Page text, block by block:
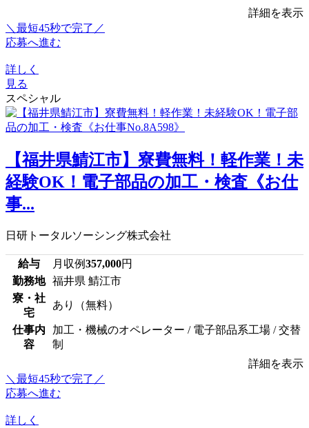
詳細を表示
＼最短45秒で完了／
応募へ進む
詳しく
見る
スペシャル
【福井県鯖江市】寮費無料！軽作業！未
経験OK！電子部品の加工・検査《お仕
事...
日研トータルソーシング株式会社
給与 月収例357,000円
勤務地
福井県 鯖江市
寮・社
宅
あり（無料）
仕事内
容
加工・機械のオペレーター / 電子部品系工場 / 交替
制
詳細を表示
＼最短45秒で完了／
応募へ進む
詳しく